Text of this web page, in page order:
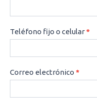
Teléfono fijo o celular*
Correo electrónico *